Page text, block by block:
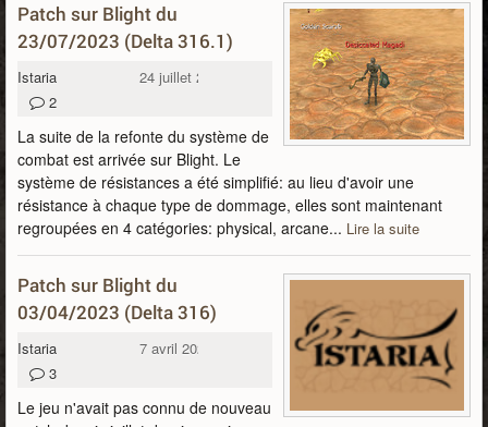
Patch sur Blight du
23/07/2023 (Delta 316.1)
Istaria
24 juillet 2023
2
La suite de la refonte du système de
combat est arrivée sur Blight. Le
système de résistances a été simplifié: au lieu d'avoir une
résistance à chaque type de dommage, elles sont maintenant
regroupées en 4 catégories: physical, arcane... Lire la suite
Patch sur Blight du
03/04/2023 (Delta 316)
Istaria
7 avril 2023
3
Le jeu n'avait pas connu de nouveau